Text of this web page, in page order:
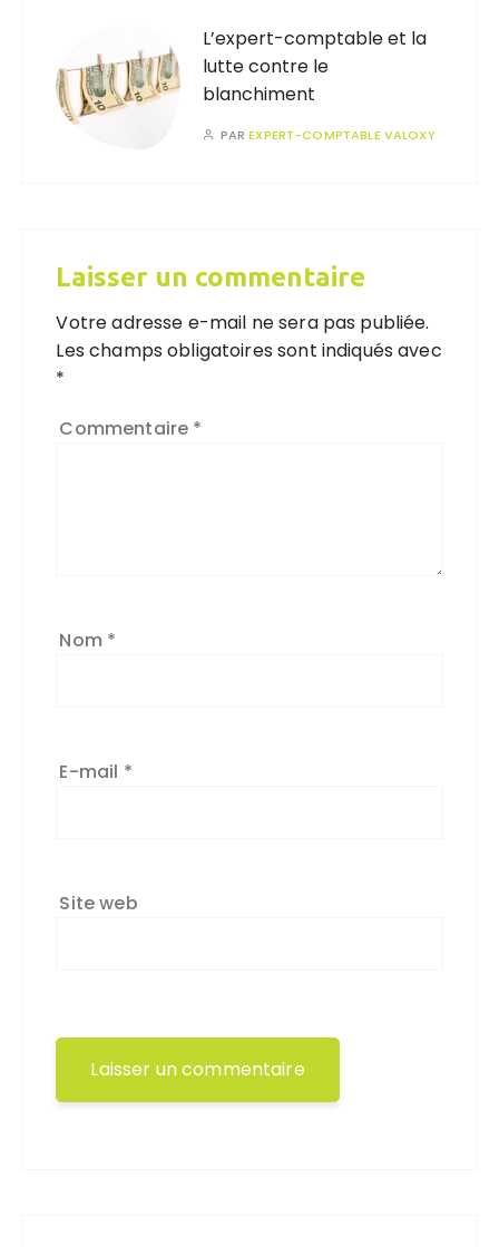
L’expert-comptable et la
lutte contre le
blanchiment
PAREXPERT-COMPTABLE VALOXY
Laisser un commentaire
Votre adresse e-mail ne sera pas publiée.
Les champs obligatoires sont indiqués avec
*
Commentaire *
Nom *
E-mail *
Site web